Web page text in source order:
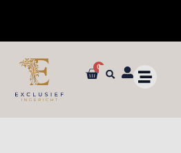
✓ Maatwerk styling en advies in de winkel
0